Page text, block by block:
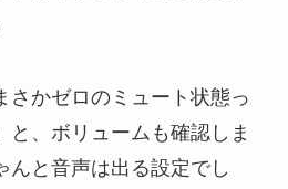
さかゼロのミュート状態っ
と、ボリュームも確認しま
んと音声は出る設定でし